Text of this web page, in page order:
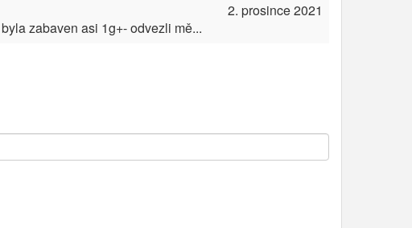
zabaven asi 1g+- odvezli mě...
2. prosince 2021